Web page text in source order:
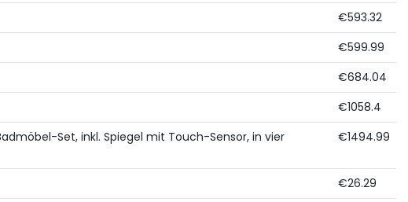
€593.32
€599.99
€684.04
€1058.4
Set, inkl. Spiegel mit Touch-Sensor, in vier
€1494.99
€26.29